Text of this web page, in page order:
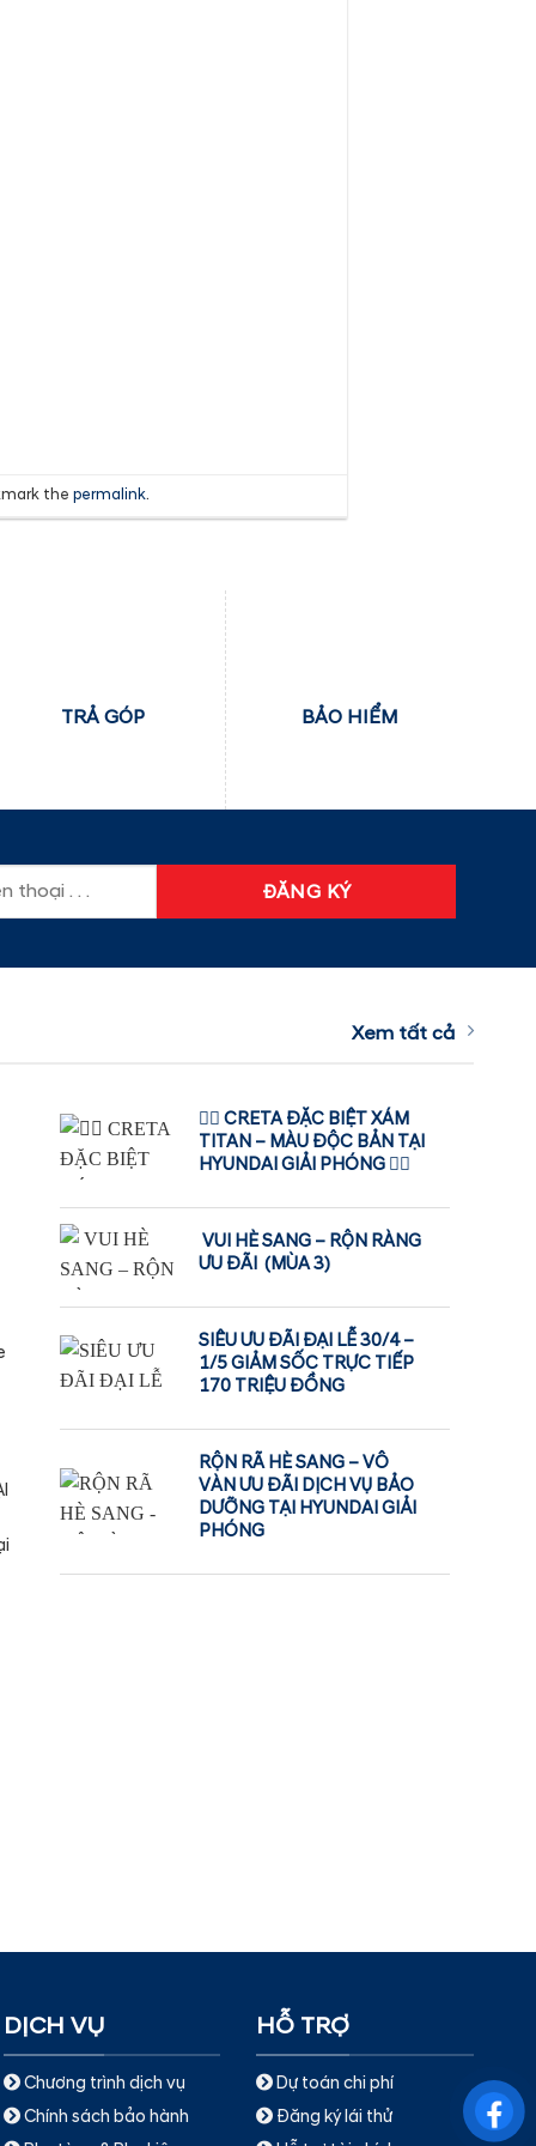
thepermalink.
TRẢ GÓP BẢO HIỂM
Xem tất cả
❤️‍🔥 CRETA ĐẶC BIỆT XÁM
TITAN – MÀU ĐỘC BẢN TẠI
HYUNDAI GIẢI PHÓNG ❤️‍🔥
VUI HÈ SANG – RỘN RÀNG
ƯU ĐÃI (MÙA 3)
SIÊU ƯU ĐÃI ĐẠI LỄ 30/4 –
1/5 GIẢM SỐC TRỰC TIẾP
170 TRIỆU ĐỒNG
RỘN RÃ HÈ SANG – VÔ
VÀN ƯU ĐÃI DỊCH VỤ BẢO
DƯỠNG TẠI HYUNDAI GIẢI
PHÓNG
DỊCH VỤ
Chương trình dịch vụ
Chính sách bảo hành
HỖ TRỢ
Dự toán chi phí
Đăng ký lái thử